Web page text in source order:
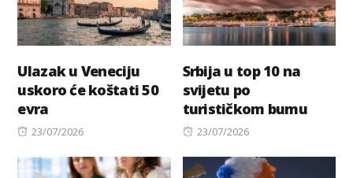
Ulazak u Veneciju
uskoro će koštati 50
evra
Posted
23/07/2026
Srbija u top 10 na
svijetu po
turističkom bumu
Posted
23/07/2026